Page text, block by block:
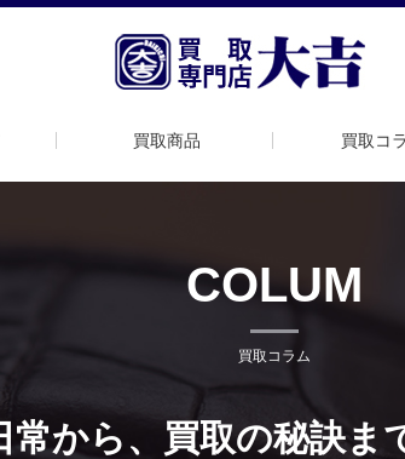
買取商品 買取コ
COLUM
買取コラム
常から、買取の秘訣ま